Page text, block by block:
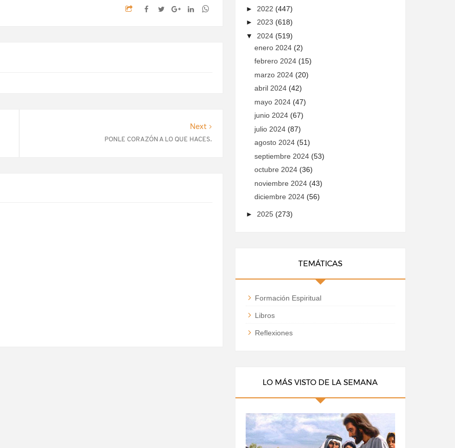
Next
PONLE CORAZÓN A LO QUE HACES.
► 2022 (447)
► 2023 (618)
▼ 2024 (519)
enero 2024 (2)
febrero 2024 (15)
marzo 2024 (20)
abril 2024 (42)
mayo 2024 (47)
junio 2024 (67)
julio 2024 (87)
agosto 2024 (51)
septiembre 2024 (53)
octubre 2024 (36)
noviembre 2024 (43)
diciembre 2024 (56)
► 2025 (273)
TEMÁTICAS
Formación Espiritual
Libros
Reflexiones
LO MÁS VISTO DE LA SEMANA